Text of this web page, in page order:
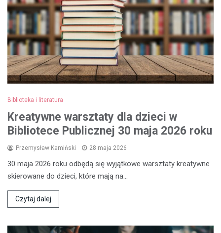
Biblioteka i literatura
Kreatywne warsztaty dla dzieci w
Bibliotece Publicznej 30 maja 2026 roku
Przemysław Kamiński 28 maja 2026
30 maja 2026 roku odbędą się wyjątkowe warsztaty kreatywne
skierowane do dzieci, które mają na…
Czytaj dalej